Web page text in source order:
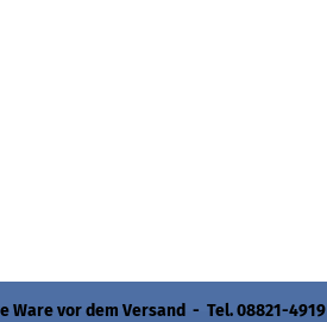
Ware vor dem Versand - Tel. 08821-4919